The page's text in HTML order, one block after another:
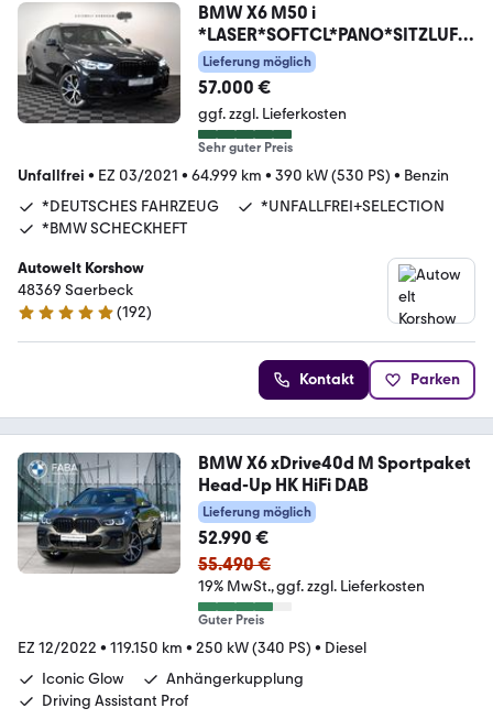
BMW X6 M50 i
*LASER*SOFTCL*PANO*SITZLUFT
*HUD*MEMORY
Lieferung möglich
57.000 €
ggf. zzgl. Lieferkosten
Sehr guter Preis
Unfallfrei • EZ 03/2021 • 64.999 km • 390 kW (530 PS) • Benzin
*DEUTSCHES FAHRZEUG
*UNFALLFREI+SELECTION
*BMW SCHECKHEFT
Autowelt Korshow
48369 Saerbeck
4.9 Sterne
(192)
Kontakt Parken
BMW X6 xDrive40d M Sportpaket
Head-Up HK HiFi DAB
Lieferung möglich
52.990 €
55.490 €
19% MwSt. ggf. zzgl. Lieferkosten
Guter Preis
EZ 12/2022 • 119.150 km • 250 kW (340 PS) • Diesel
Iconic Glow
Anhängerkupplung
Driving Assistant Prof